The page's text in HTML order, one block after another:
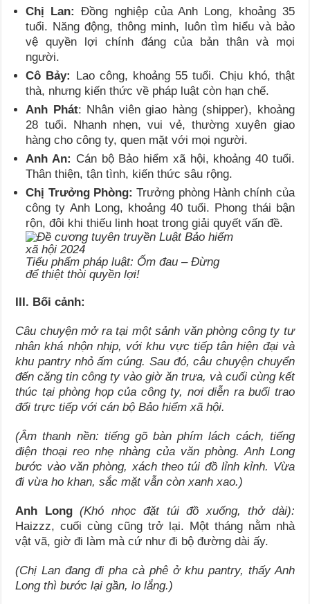
Chị Lan: Đồng nghiệp của Anh Long, khoảng 35
tuổi. Năng động, thông minh, luôn tìm hiểu và bảo
vệ quyền lợi chính đáng của bản thân và mọi
người.
Cô Bảy: Lao công, khoảng 55 tuổi. Chịu khó, thật
thà, nhưng kiến thức về pháp luật còn hạn chế.
Anh Phát: Nhân viên giao hàng (shipper), khoảng
28 tuổi. Nhanh nhẹn, vui vẻ, thường xuyên giao
hàng cho công ty, quen mặt với mọi người.
Anh An: Cán bộ Bảo hiểm xã hội, khoảng 40 tuổi.
Thân thiện, tận tình, kiến thức sâu rộng.
Chị Trưởng Phòng: Trưởng phòng Hành chính của
công ty Anh Long, khoảng 40 tuổi. Phong thái bận
rộn, đôi khi thiếu linh hoạt trong giải quyết vấn đề.
Tiểu phẩm pháp luật: Ốm đau – Đừng
để thiệt thòi quyền lợi!
III. Bối cảnh:
Câu chuyện mở ra tại một sảnh văn phòng công ty tư
nhân khá nhộn nhịp, với khu vực tiếp tân hiện đại và
khu pantry nhỏ ấm cúng. Sau đó, câu chuyện chuyển
đến căng tin công ty vào giờ ăn trưa, và cuối cùng kết
thúc tại phòng họp của công ty, nơi diễn ra buổi trao
đổi trực tiếp với cán bộ Bảo hiểm xã hội.
(Âm thanh nền: tiếng gõ bàn phím lách cách, tiếng
điện thoại reo nhẹ nhàng của văn phòng. Anh Long
bước vào văn phòng, xách theo túi đồ lỉnh kỉnh. Vừa
đi vừa ho khan, sắc mặt vẫn còn xanh xao.)
Anh Long (Khó nhọc đặt túi đồ xuống, thở dài):
Haizzz, cuối cùng cũng trở lại. Một tháng nằm nhà
vật vã, giờ đi làm mà cứ như đi bộ đường dài ấy.
(Chị Lan đang đi pha cà phê ở khu pantry, thấy Anh
Long thì bước lại gần, lo lắng.)